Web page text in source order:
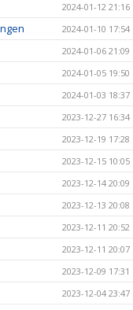
2024-01-12 21:16
2024-01-10 17:54
2024-01-06 21:09
2024-01-05 19:50
2024-01-03 18:37
2023-12-27 16:34
2023-12-19 17:28
2023-12-15 10:05
2023-12-14 20:09
2023-12-13 20:08
2023-12-11 20:52
2023-12-11 20:07
2023-12-09 17:31
2023-12-04 23:47